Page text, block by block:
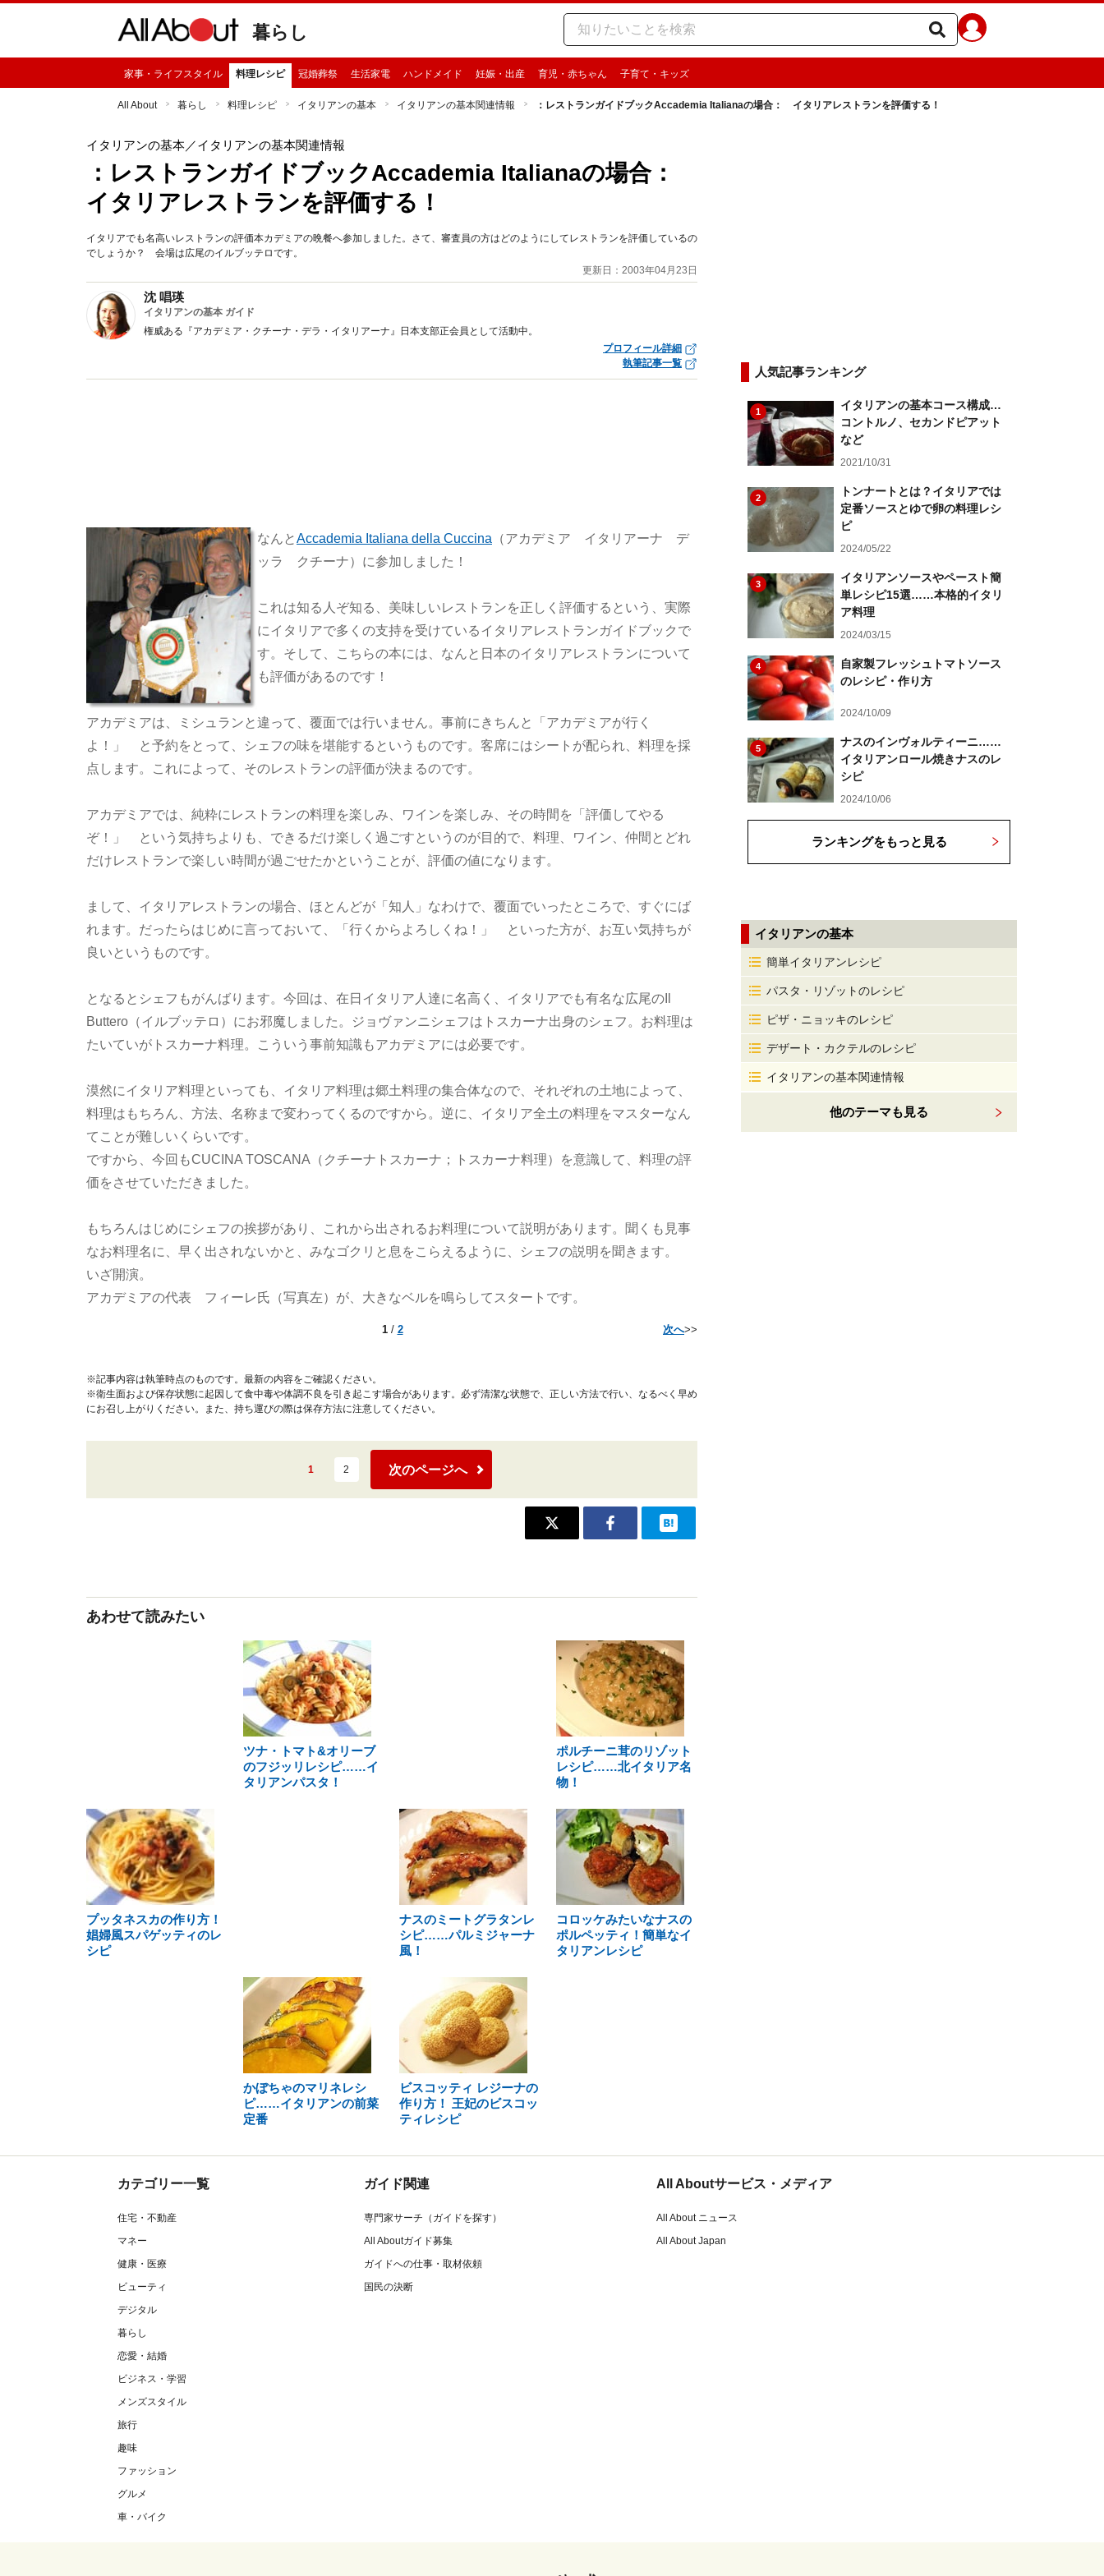
暮らし
家事・ライフスタイル 料理レシピ 冠婚葬祭 生活家電 ハンドメイド 妊娠・出産 育児・赤ちゃん 子育て・キッズ
All About 暮らし 料理レシピ イタリアンの基本 イタリアンの基本関連情報 ：レストランガイドブックAccademia Italianaの場合： イタリアレストランを評価する！
イタリアンの基本／イタリアンの基本関連情報
：レストランガイドブックAccademia Italianaの場合：
イタリアレストランを評価する！
イタリアでも名高いレストランの評価本カデミアの晩餐へ参加しました。さて、審査員の方はどのようにしてレストランを評価しているの
でしょうか？ 会場は広尾のイルブッテロです。
更新日：2003年04月23日
沈 唱瑛
イタリアンの基本 ガイド
権威ある『アカデミア・クチーナ・デラ・イタリアーナ』日本支部正会員として活動中。
プロフィール詳細
執筆記事一覧
なんとAccademia Italiana della Cuccina （アカデミア イタリアーナ デ
ッラ クチーナ）に参加しました！
これは知る人ぞ知る、美味しいレストランを正しく評価するという、実際
にイタリアで多くの支持を受けているイタリアレストランガイドブックで
す。そして、こちらの本には、なんと日本のイタリアレストランについて
も評価があるのです！
アカデミアは、ミシュランと違って、覆面では行いません。事前にきちんと「アカデミアが行く
よ！」 と予約をとって、シェフの味を堪能するというものです。客席にはシートが配られ、料理を採
点します。これによって、そのレストランの評価が決まるのです。
アカデミアでは、純粋にレストランの料理を楽しみ、ワインを楽しみ、その時間を「評価してやる
ぞ！」 という気持ちよりも、できるだけ楽しく過ごすというのが目的で、料理、ワイン、仲間とどれ
だけレストランで楽しい時間が過ごせたかということが、評価の値になります。
まして、イタリアレストランの場合、ほとんどが「知人」なわけで、覆面でいったところで、すぐにば
れます。だったらはじめに言っておいて、「行くからよろしくね！」 といった方が、お互い気持ちが
良いというものです。
となるとシェフもがんばります。今回は、在日イタリア人達に名高く、イタリアでも有名な広尾のIl
Buttero（イルブッテロ）にお邪魔しました。ジョヴァンニシェフはトスカーナ出身のシェフ。お料理は
たいていがトスカーナ料理。こういう事前知識もアカデミアには必要です。
漠然にイタリア料理といっても、イタリア料理は郷土料理の集合体なので、それぞれの土地によって、
料理はもちろん、方法、名称まで変わってくるのですから。逆に、イタリア全土の料理をマスターなん
てことが難しいくらいです。
ですから、今回もCUCINA TOSCANA（クチーナトスカーナ；トスカーナ料理）を意識して、料理の評
価をさせていただきました。
もちろんはじめにシェフの挨拶があり、これから出されるお料理について説明があります。聞くも見事
なお料理名に、早く出されないかと、みなゴクリと息をこらえるように、シェフの説明を聞きます。
いざ開演。
アカデミアの代表 フィーレ氏（写真左）が、大きなベルを鳴らしてスタートです。
1/ 2 次へ>>
※記事内容は執筆時点のものです。最新の内容をご確認ください。
※衛生面および保存状態に起因して食中毒や体調不良を引き起こす場合があります。必ず清潔な状態で、正しい方法で行い、なるべく早め
にお召し上がりください。また、持ち運びの際は保存方法に注意してください。
1 2 次のページへ
あわせて読みたい
ツナ・トマト&オリーブ
のフジッリレシピ……イ
タリアンパスタ！
ポルチーニ茸のリゾット
レシピ……北イタリア名
物！
プッタネスカの作り方！
娼婦風スパゲッティのレ
シピ
ナスのミートグラタンレ
シピ……パルミジャーナ
風！
コロッケみたいなナスの
ポルペッティ！簡単なイ
タリアンレシピ
かぼちゃのマリネレシ
ピ……イタリアンの前菜
定番
ビスコッティ レジーナの
作り方！ 王妃のビスコッ
ティレシピ
人気記事ランキング
1
イタリアンの基本コース構成…
コントルノ、セカンドピアット
など
2021/10/31
2
トンナートとは？イタリアでは
定番ソースとゆで卵の料理レシ
ピ
2024/05/22
3
イタリアンソースやペースト簡
単レシピ15選……本格的イタリ
ア料理
2024/03/15
4
自家製フレッシュトマトソース
のレシピ・作り方
2024/10/09
5
ナスのインヴォルティーニ……
イタリアンロール焼きナスのレ
シピ
2024/10/06
ランキングをもっと見る
イタリアンの基本
簡単イタリアンレシピ
パスタ・リゾットのレシピ
ピザ・ニョッキのレシピ
デザート・カクテルのレシピ
イタリアンの基本関連情報
他のテーマも見る
カテゴリー一覧
住宅・不動産
マネー
健康・医療
ビューティ
デジタル
暮らし
恋愛・結婚
ビジネス・学習
メンズスタイル
旅行
趣味
ファッション
グルメ
車・バイク
ガイド関連
専門家サーチ（ガイドを探す）
All Aboutガイド募集
ガイドへの仕事・取材依頼
国民の決断
All Aboutサービス・メディア
All About ニュース
All About Japan